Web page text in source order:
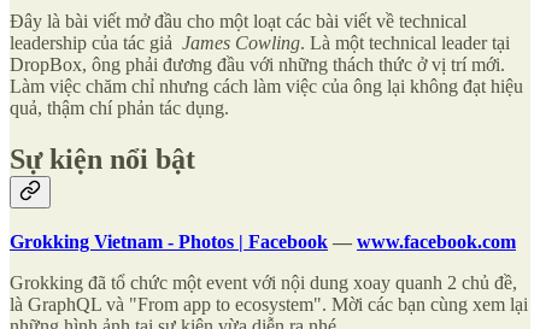
Đây là bài viết mở đầu cho một loạt các bài viết về technical
leadership của tác giả James Cowling. Là một technical leader tại
DropBox, ông phải đương đầu với những thách thức ở vị trí mới.
Làm việc chăm chỉ nhưng cách làm việc của ông lại không đạt hiệu
quả, thậm chí phản tác dụng.
Sự kiện nổi bật
Grokking Vietnam - Photos | Facebook — www.facebook.com
Grokking đã tổ chức một event với nội dung xoay quanh 2 chủ đề,
là GraphQL và "From app to ecosystem". Mời các bạn cùng xem lại